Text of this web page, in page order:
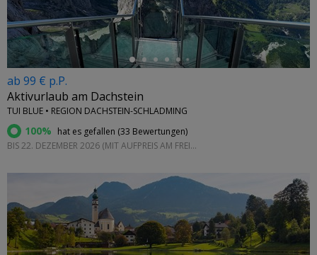
ab 99 € p.P.
Aktivurlaub am Dachstein
TUI BLUE • REGION DACHSTEIN-SCHLADMING
100% hat es gefallen (33 Bewertungen)
BIS 22. DEZEMBER 2026 (MIT AUFPREIS AM FREITAG UND SAMSTAG)